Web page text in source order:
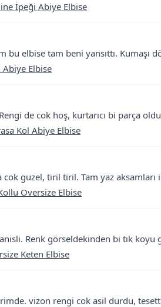
İpeği Abiye Elbise
bu elbise tam beni yansıttı. Kumaşı
Elbise
de cok hoş, kurtarıcı bi parça
Kol Abiye Elbise
cok guzel, tiril tiril. Tam yaz aksamları
Oversize Elbise
Renk görseldekinden bi tık koyu
Keten Elbise
vizon rengi cok asil durdu,